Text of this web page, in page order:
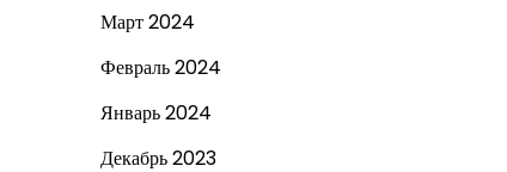
Март 2024
Февраль 2024
Январь 2024
Декабрь 2023